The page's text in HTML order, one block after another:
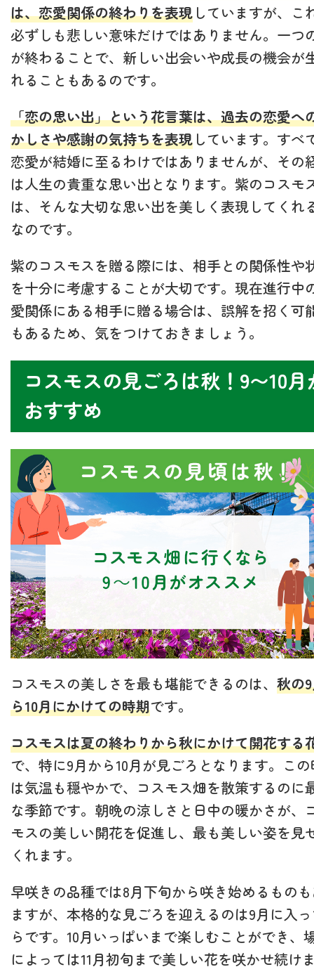
は、恋愛関係の終わりを表現 していますが、こ
必ずしも悲しい意味だけではありません。一つ
が終わることで、新しい出会いや成長の機会が
れることもあるのです。
「恋の思い出」という花言葉は、過去の恋愛へ
かしさや感謝の気持ちを表現 しています。すべ
恋愛が結婚に至るわけではありませんが、その
は人生の貴重な思い出となります。紫のコスモ
は、そんな大切な思い出を美しく表現してくれ
なのです。
紫のコスモスを贈る際には、相手との関係性や
を十分に考慮することが大切です。現在進行中
愛関係にある相手に贈る場合は、誤解を招く可
もあるため、気をつけておきましょう。
コスモスの見ごろは秋！9〜10月
おすすめ
コスモスの美しさを最も堪能できるのは、 秋の
ら10月にかけての時期です。
コスモスは夏の終わりから秋にかけて開花する
で、特に9月から10月が見ごろとなります。こ
は気温も穏やかで、コスモス畑を散策するのに
な季節です。朝晩の涼しさと日中の暖かさが、
モスの美しい開花を促進し、最も美しい姿を見
くれます。
早咲きの品種では8月下旬から咲き始めるもの
ますが、本格的な見ごろを迎えるのは9月に入
らです。10月いっぱいまで楽しむことができ、
によっては11月初旬まで美しい花を咲かせ続け